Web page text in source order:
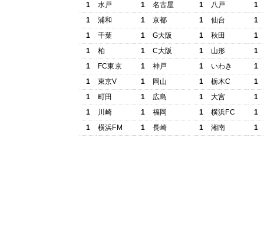
1
水戸 1
名古屋
1
浦和 1
京都
1
千葉 1
G大阪
1
柏 1
C大阪
1
FC東京 1
神戸
1
東京V 1
岡山
1
町田 1
広島
1
川崎 1
福岡
1
横浜FM 1 長崎
1
八戸
1
1
仙台
1
1
秋田
1
1
山形
1
1
いわき
1
1
栃木C
1
1
大宮
1
1
横浜FC
1
1
湘南 1